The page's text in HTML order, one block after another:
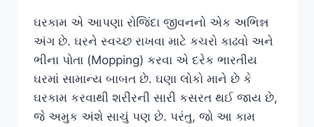
ઘરકામ એ આપણા રોજિંદા જીવનનો એક અભિન્ન
અંગ છે. ઘરને સ્વચ્છ રાખવા માટે કચરો કાઢવો અને
ભીના પોતા (Mopping) કરવા એ દરેક ભારતીય
ઘરમાં સામાન્ય બાબત છે. ઘણા લોકો માને છે કે
ઘરકામ કરવાથી શરીરની સારી કસરત થઈ જાય છે,
જે અમુક અંશે સાચું પણ છે. પરંતુ, જો આ કામ